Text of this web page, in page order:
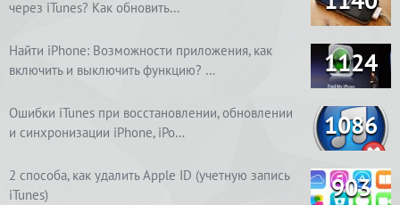
через iTunes? Как обновить…
Найти iPhone: Возможности приложения, как
включить и выключить функцию? …
1124
Ошибки iTunes при восстановлении, обновлении
и синхронизации iPhone, iPo…
1086
2 способа, как удалить Apple ID (учетную запись
iTunes)
903